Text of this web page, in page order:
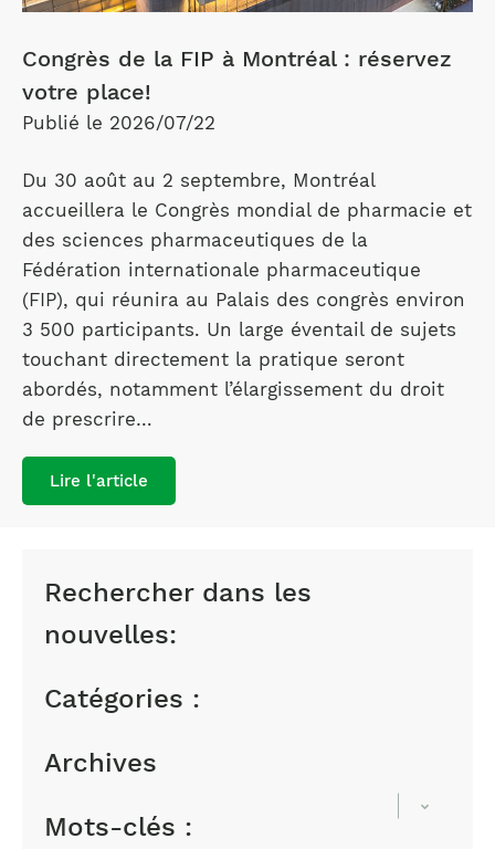
Congrès de la FIP à Montréal : réservez
votre place!
Publié le 2026/07/22
Du 30 août au 2 septembre, Montréal
accueillera le Congrès mondial de pharmacie et
des sciences pharmaceutiques de la
Fédération internationale pharmaceutique
(FIP), qui réunira au Palais des congrès environ
3 500 participants. Un large éventail de sujets
touchant directement la pratique seront
abordés, notamment l’élargissement du droit
de prescrire…
Lire l'article
Rechercher dans les
nouvelles:
Catégories :
Archives
Mots-clés :